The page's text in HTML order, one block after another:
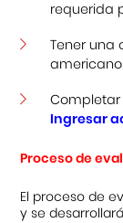
requerida
Tener una
Completar
Ingresar
Proceso de
El proceso de
y se